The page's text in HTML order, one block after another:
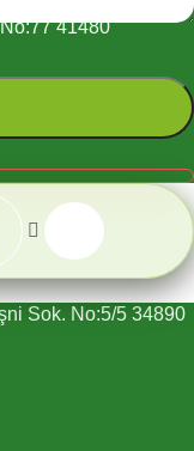
41480
Sok. No:5/5 34890